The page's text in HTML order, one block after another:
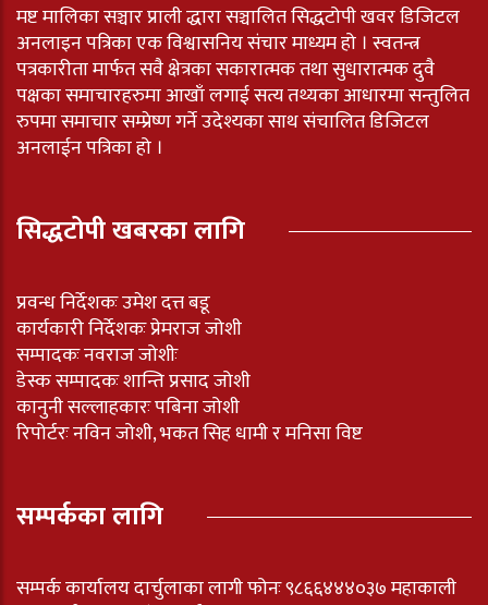
मष्ट मालिका सञ्चार प्राली द्धारा सञ्चालित सिद्धटोपी खवर डिजिटल
अनलाइन पत्रिका एक विश्वासनिय संचार माध्यम हो । स्वतन्त्र
पत्रकारीता मार्फत सवै क्षेत्रका सकारात्मक तथा सुधारात्मक दुवै
पक्षका समाचारहरुमा आखाँ लगाई सत्य तथ्यका आधारमा सन्तुलित
रुपमा समाचार सम्प्रेष्ण गर्ने उदेश्यका साथ संचालित डिजिटल
अनलाईन पत्रिका हो ।
सिद्धटोपी खबरका लागि
प्रवन्ध निर्देशकः उमेश दत्त बडू
कार्यकारी निर्देशकः प्रेमराज जोशी
सम्पादकः नवराज जोशीः
डेस्क सम्पादकः शान्ति प्रसाद जोशी
कानुनी सल्लाहकारः पबिना जोशी
रिपोर्टरः नविन जोशी, भकत सिह धामी र मनिसा विष्ट
सम्पर्कका लागि
सम्पर्क कार्यालय दार्चुलाका लागी फोनः ९८६६४४४०३७ महाकाली